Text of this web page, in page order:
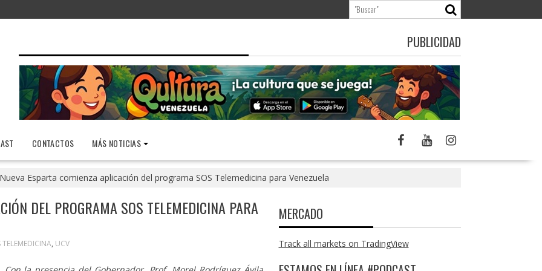
PUBLICIDAD
CONTACTOS MÁS NOTICIAS
Nueva Esparta comienza aplicación del programa SOS Telemedicina para Venezuela
DEL PROGRAMA SOS TELEMEDICINA PARA
TELEMEDICINA, UCV
MERCADO
Track all markets on TradingView